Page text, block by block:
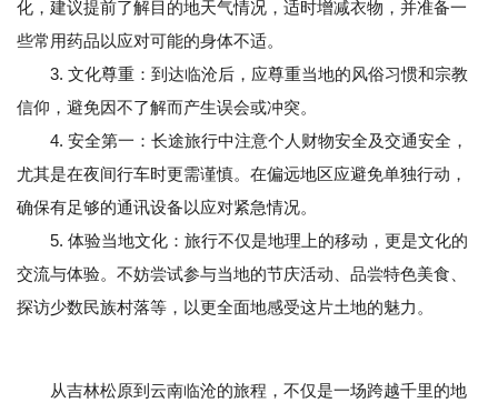
化，建议提前了解目的地天气情况，适时增减衣物，并准备一
些常用药品以应对可能的身体不适。
3. 文化尊重：到达临沧后，应尊重当地的风俗习惯和宗教
信仰，避免因不了解而产生误会或冲突。
4. 安全第一：长途旅行中注意个人财物安全及交通安全，
尤其是在夜间行车时更需谨慎。在偏远地区应避免单独行动，
确保有足够的通讯设备以应对紧急情况。
5. 体验当地文化：旅行不仅是地理上的移动，更是文化的
交流与体验。不妨尝试参与当地的节庆活动、品尝特色美食、
探访少数民族村落等，以更全面地感受这片土地的魅力。
从吉林松原到云南临沧的旅程，不仅是一场跨越千里的地